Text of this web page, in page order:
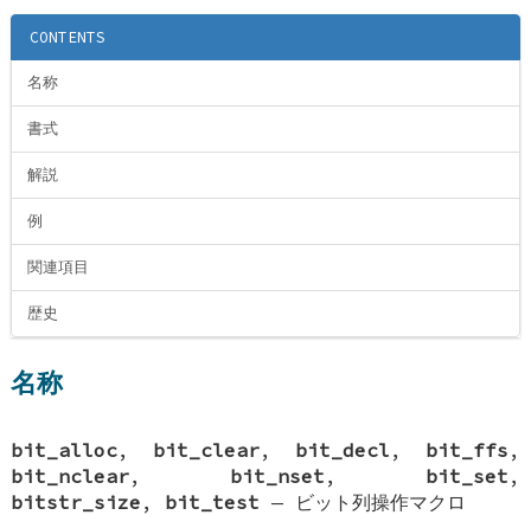
CONTENTS
名称
書式
解説
例
関連項目
歴史
名称
bit_alloc, bit_clear, bit_decl , bit_ffs ,
bit_nclear, bit_nset , bit_set ,
bitstr_size , bit_test — ビット列操作マクロ